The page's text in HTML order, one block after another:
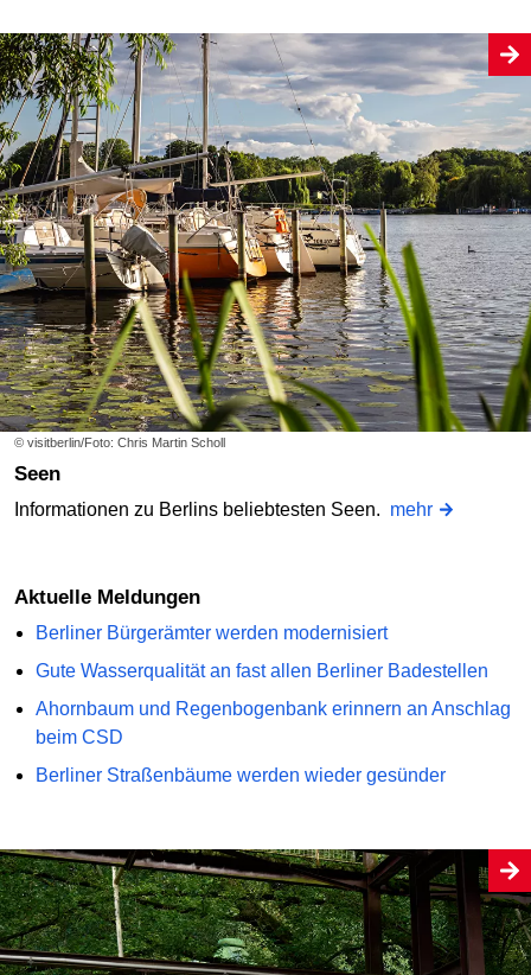
© visitberlin/Foto: Chris Martin Scholl
Seen
Informationen zu Berlins beliebtesten Seen. mehr
Aktuelle Meldungen
Berliner Bürgerämter werden modernisiert
Gute Wasserqualität an fast allen Berliner Badestellen
Ahornbaum und Regenbogenbank erinnern an Anschlag
beim CSD
Berliner Straßenbäume werden wieder gesünder